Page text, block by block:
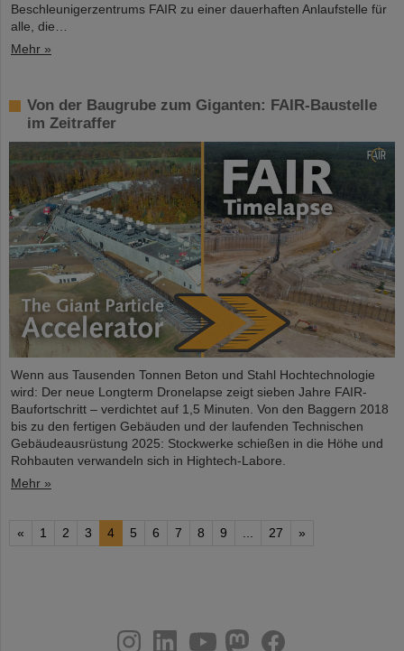
Beschleunigerzentrums FAIR zu einer dauerhaften Anlaufstelle für
alle, die…
Mehr »
Von der Baugrube zum Giganten: FAIR-Baustelle
im Zeitraffer
Wenn aus Tausenden Tonnen Beton und Stahl Hochtechnologie
wird: Der neue Longterm Dronelapse zeigt sieben Jahre FAIR-
Baufortschritt – verdichtet auf 1,5 Minuten. Von den Baggern 2018
bis zu den fertigen Gebäuden und der laufenden Technischen
Gebäudeausrüstung 2025: Stockwerke schießen in die Höhe und
Rohbauten verwandeln sich in Hightech-Labore.​
Mehr »
« 1 2 3 4 5 6 7 8 9 ... 27 »
youtube
helmholtz.social
facebook